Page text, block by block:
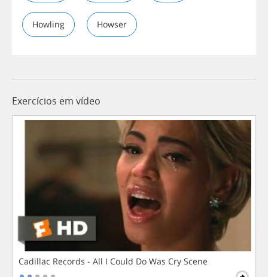
Howling Howser
Exercícios em vídeo
Cadillac Records - All I Could Do Was Cry Scene